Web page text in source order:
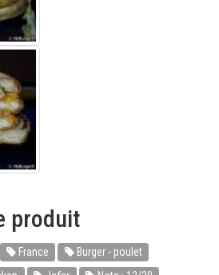
produit
France
Burger - poulet